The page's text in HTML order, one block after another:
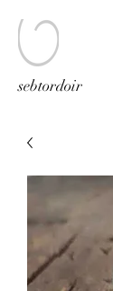
sebtordoir